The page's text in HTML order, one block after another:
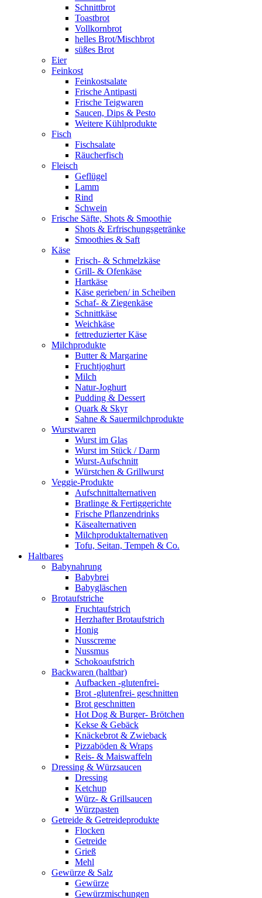
Schnittbrot
Toastbrot
Vollkornbrot
helles Brot/Mischbrot
süßes Brot
Eier
Feinkost
Feinkostsalate
Frische Antipasti
Frische Teigwaren
Saucen, Dips & Pesto
Weitere Kühlprodukte
Fisch
Fischsalate
Räucherfisch
Fleisch
Geflügel
Lamm
Rind
Schwein
Frische Säfte, Shots & Smoothie
Shots & Erfrischungsgetränke
Smoothies & Saft
Käse
Frisch- & Schmelzkäse
Grill- & Ofenkäse
Hartkäse
Käse gerieben/ in Scheiben
Schaf- & Ziegenkäse
Schnittkäse
Weichkäse
fettreduzierter Käse
Milchprodukte
Butter & Margarine
Fruchtjoghurt
Milch
Natur-Joghurt
Pudding & Dessert
Quark & Skyr
Sahne & Sauermilchprodukte
Wurstwaren
Wurst im Glas
Wurst im Stück / Darm
Wurst-Aufschnitt
Würstchen & Grillwurst
Veggie-Produkte
Aufschnittalternativen
Bratlinge & Fertiggerichte
Frische Pflanzendrinks
Käsealternativen
Milchproduktalternativen
Tofu, Seitan, Tempeh & Co.
Haltbares
Babynahrung
Babybrei
Babygläschen
Brotaufstriche
Fruchtaufstrich
Herzhafter Brotaufstrich
Honig
Nusscreme
Nussmus
Schokoaufstrich
Backwaren (haltbar)
Aufbacken -glutenfrei-
Brot -glutenfrei- geschnitten
Brot geschnitten
Hot Dog & Burger- Brötchen
Kekse & Gebäck
Knäckebrot & Zwieback
Pizzaböden & Wraps
Reis- & Maiswaffeln
Dressing & Würzsaucen
Dressing
Ketchup
Würz- & Grillsaucen
Würzpasten
Getreide & Getreideprodukte
Flocken
Getreide
Grieß
Mehl
Gewürze & Salz
Gewürze
Gewürzmischungen